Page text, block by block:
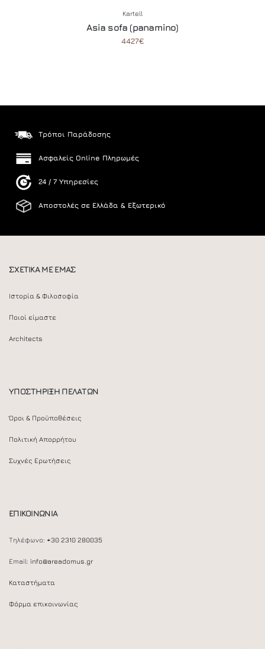
Kartell
Asia sofa (panamino)
4427€
Τρόποι Παράδοσης
Ασφαλείς Online Πληρωμές
24 / 7 Υπηρεσίες
Αποστολές σε Ελλάδα & Εξωτερικό
ΣΧΕΤΙΚΑ ΜΕ ΕΜΑΣ
Ιστορία & Φιλοσοφία
Ποιοί είμαστε
Architects
ΥΠΟΣΤΗΡΙΞΗ ΠΕΛΑΤΩΝ
Όροι & Προϋποθέσεις
Πολιτική Απορρήτου
Συχνές Ερωτήσεις
ΕΠΙΚΟΙΝΩΝΙΑ
Τηλέφωνο: +30 2310 280035
Email: info@areadomus.gr
Καταστήματα
Φόρμα επικοινωνίας